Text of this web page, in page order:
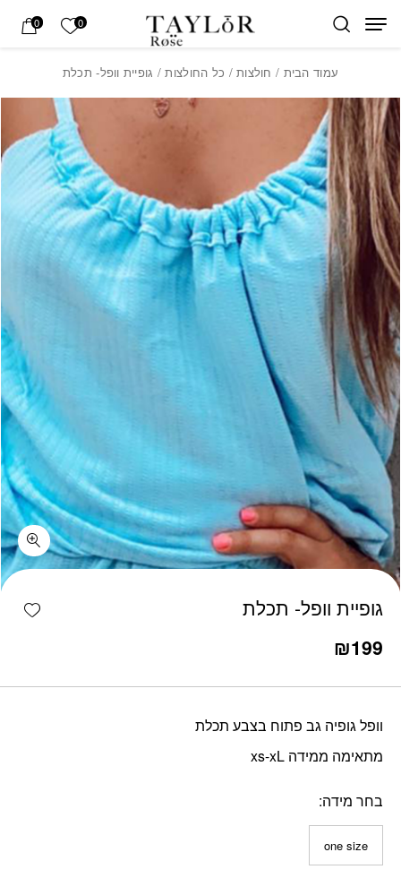
Skip to Content
0 הרשימה
0
עמוד הבית / חולצות/ כל החולצות/ גופיית וופל- תכלת
גופיית וופל- תכלת
₪199
וופל גופיה גב פתוח בצבע תכלת
מתאימה ממידה xs-xL
בחר מידה
one size
כמות גופיית וופל- תכלת
בחזרה למעלה